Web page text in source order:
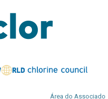
Área do Associado